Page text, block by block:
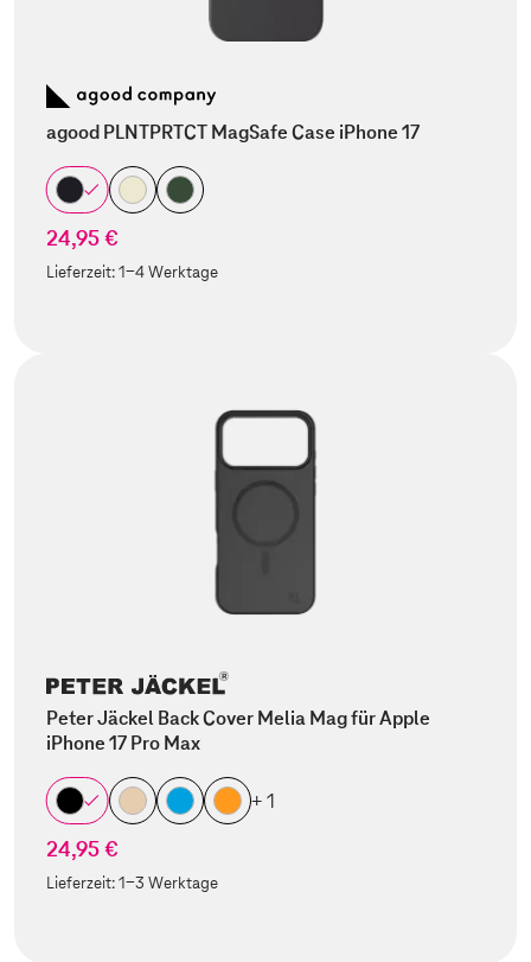
agood PLNTPRTCT MagSafe Case iPhone 17
24,95 €
Lieferzeit:1-4 Werktage
Peter Jäckel Back Cover Melia Mag für Apple
iPhone 17 Pro Max
+ 1
24,95 €
Lieferzeit:1-3 Werktage